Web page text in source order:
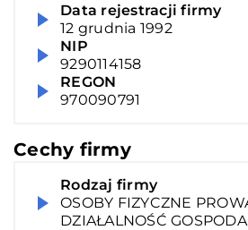
Data rejestracji firmy
12 grudnia 1992
NIP
9290114158
REGON
970090791
Cechy firmy
Rodzaj firmy
OSOBY FIZYCZNE
DZIAŁALNOŚĆ